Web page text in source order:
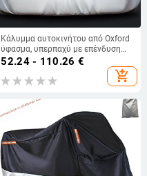
Κάλυμμα αυτοκινήτου από Oxford
ύφασμα, υπερπαχύ με επένδυση
από βαμβάκι, προστασία από
χαλάζι, σκόνη, ήλιο, θερμότητα,
κατάψυξη και χιόνι, τεσσάρων
52.24 - 110.26 €
add_shopping_cart